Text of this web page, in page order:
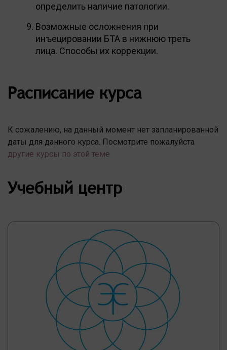
определить наличие патологии.
Возможные осложнения при
инъецировании БТА в нижнюю треть
лица. Способы их коррекции.
Расписание курса
К сожалению, на данный момент нет запланированной
даты для данного курса. Посмотрите пожалуйста
другие курсы по этой теме
Учебный центр